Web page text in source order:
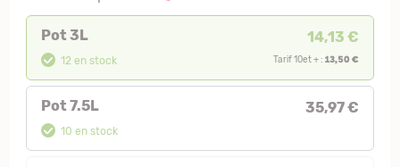
Pot 3L 14,13 €
12 en stock Tarif 10et + :13,50 €
Pot 7.5L 35,97 €
10 en stock